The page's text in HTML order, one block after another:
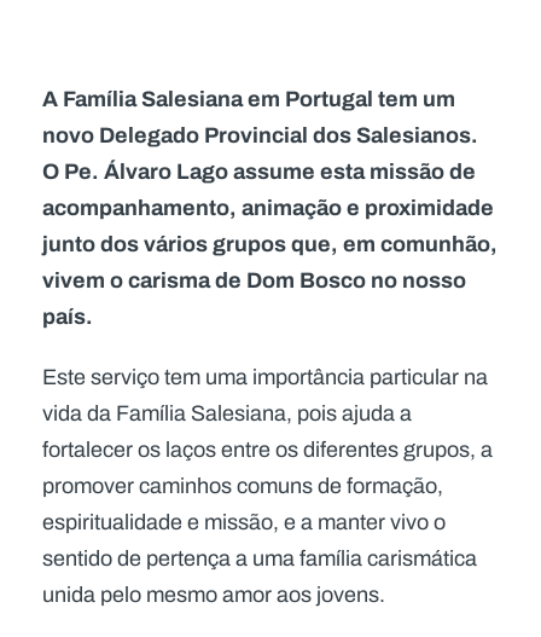
A Família Salesiana em Portugal tem um
novo Delegado Provincial dos Salesianos.
O Pe. Álvaro Lago assume esta missão de
acompanhamento, animação e proximidade
junto dos vários grupos que, em comunhão,
vivem o carisma de Dom Bosco no nosso
país.
Este serviço tem uma importância particular na
vida da Família Salesiana, pois ajuda a
fortalecer os laços entre os diferentes grupos, a
promover caminhos comuns de formação,
espiritualidade e missão, e a manter vivo o
sentido de pertença a uma família carismática
unida pelo mesmo amor aos jovens.